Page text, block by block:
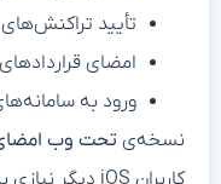
تأیید
امضای
ورود به
نسخه‌ی تحت وب